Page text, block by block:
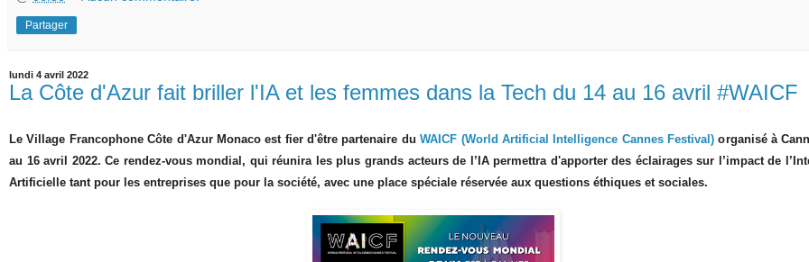
Partager
lundi 4 avril 2022
La Côte d'Azur fait briller l'IA et les femmes dans la Tech du 14 au 16 avril #WAICF
Le Village Francophone Côte d'Azur Monaco est fier d'être partenaire duWAICF (World Artificial Intelligence Cannes Festival) organisé à
au 16 avril 2022. Ce rendez-vous mondial, quiréunira les plus grands acteurs de l’IApermettra d'apporter des éclairages sur l’impact de
Artificielle tant pour les entreprises que pour la société, avec une place spéciale réservée aux questions éthiques et sociales.